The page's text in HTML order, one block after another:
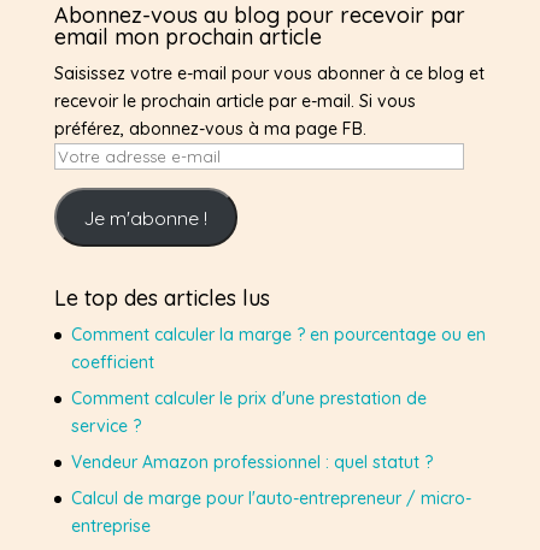
Abonnez-vous au blog pour recevoir par
email mon prochain article
Saisissez votre e-mail pour vous abonner à ce blog et
recevoir le prochain article par e-mail. Si vous
préférez, abonnez-vous à ma page FB.
Votre
adresse
e-
mail
Je m'abonne !
Le top des articles lus
Comment calculer la marge ? en pourcentage ou en
coefficient
Comment calculer le prix d'une prestation de
service ?
Vendeur Amazon professionnel : quel statut ?
Calcul de marge pour l'auto-entrepreneur / micro-
entreprise